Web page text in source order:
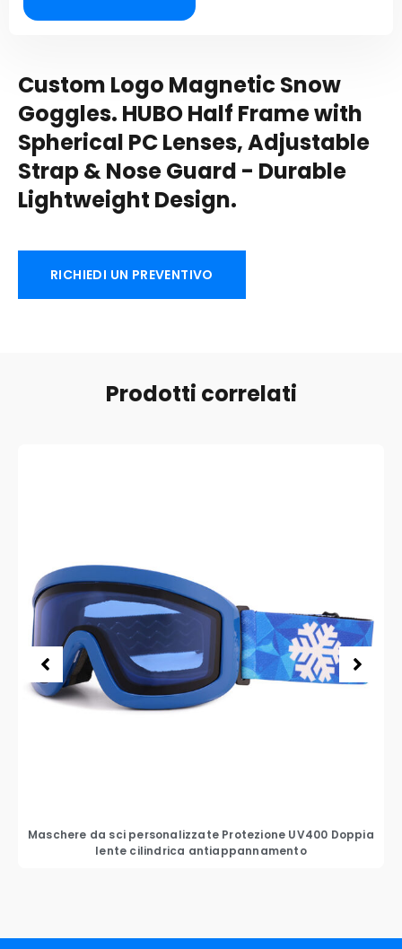
Custom Logo Magnetic Snow
Goggles. HUBO Half Frame with
Spherical PC Lenses,Adjustable
Strap&Nose Guard - Durable
Lightweight Design.
RICHIEDI UN PREVENTIVO
Prodotti correlati
Maschere da sci personalizzate Protezione UV400 Doppia
lente cilindrica antiappannamento